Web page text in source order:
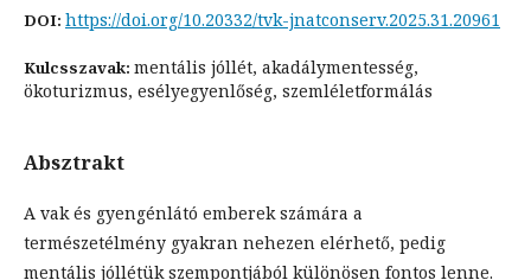
DOI: https://doi.org/10.20332/tvk-jnatconserv.2025.31.20961
Kulcsszavak: mentális jóllét, akadálymentesség,
ökoturizmus, esélyegyenlőség, szemléletformálás
Absztrakt
A vak és gyengénlátó emberek számára a
természetélmény gyakran nehezen elérhető, pedig
mentális jóllétük szempontjából különösen fontos lenne.